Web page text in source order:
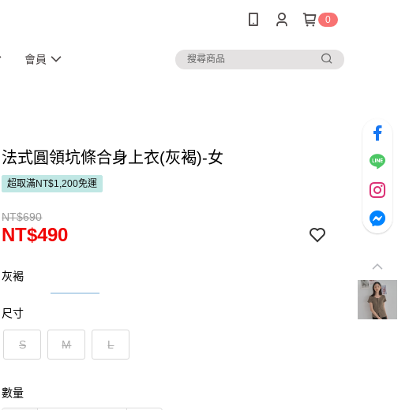
0
會員
法式圓領坑條合身上衣(灰褐)-女
超取滿NT$1,200免運
NT$690
NT$490
灰褐
尺寸
S M L
數量